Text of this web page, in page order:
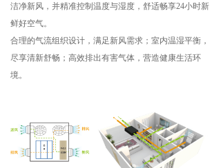
洁净新风，并精准控制温度与湿度，舒适畅享24小时新
鲜好空气。
合理的气流组织设计，满足新风需求；室内温湿平衡，
尽享清新舒畅；高效排出有害气体，营造健康生活环
境。